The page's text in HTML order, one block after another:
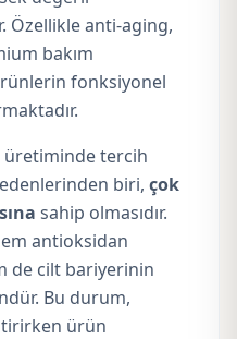
Özellikle anti-aging,
bakım
fonksiyonel
tercih
biri, çok
sahip olmasıdır.
antioksidan
de cilt bariyerinin
Bu durum,
ürün